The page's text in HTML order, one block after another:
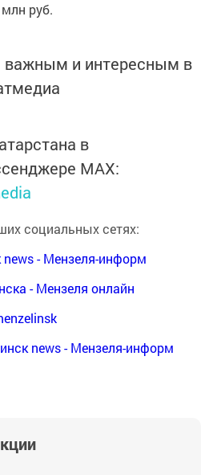
руб.
и интересным в
в
MАХ:
социальных сетях:
news - Мензеля-информ
- Мензеля онлайн
news - Мензеля-информ